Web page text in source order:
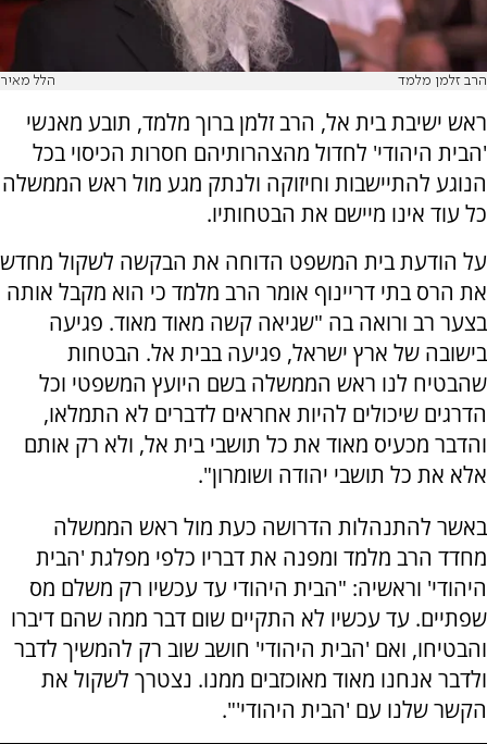
הרב זלמן מלמד הלל מאיר
ראש ישיבת בית אל, הרב זלמן ברוך מלמד, תובע מאנשי
'הבית היהודי' לחדול מהצהרותיהם חסרות הכיסוי בכל
הנוגע להתיישבות וחיזוקה ולנתק מגע מול ראש הממשלה
כל עוד אינו מיישם את הבטחותיו.
על הודעת בית המשפט הדוחה את הבקשה לשקול מחדש
את הרס בתי דריינוף אומר הרב מלמד כי הוא מקבל אותה
בצער רב ורואה בה "שגיאה קשה מאוד מאוד. פגיעה
בישובה של ארץ ישראל, פגיעה בבית אל. הבטחות
שהבטיח לנו ראש הממשלה בשם היועץ המשפטי וכל
הדרגים שיכולים להיות אחראים לדברים לא התמלאו,
והדבר מכעיס מאוד את כל תושבי בית אל, ולא רק אותם
אלא את כל תושבי יהודה ושומרון".
באשר להתנהלות הדרושה כעת מול ראש הממשלה
מחדד הרב מלמד ומפנה את דבריו כלפי מפלגת 'הבית
היהודי' וראשיה: "הבית היהודי עד עכשיו רק משלם מס
שפתיים. עד עכשיו לא התקיים שום דבר ממה שהם דיברו
והבטיחו, ואם 'הבית היהודי' חושב שוב רק להמשיך לדבר
ולדבר אנחנו מאוד מאוכזבים ממנו. נצטרך לשקול את
הקשר שלנו עם 'הבית היהודי'".